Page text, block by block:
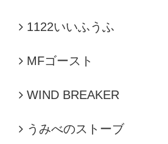
1122いいふうふ
MFゴースト
WIND BREAKER
うみべのストーブ